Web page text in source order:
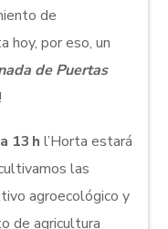
de
hoy, por eso, un
de Puertas
!
13 h l’Horta estará
las
agroecológico y
de agricultura